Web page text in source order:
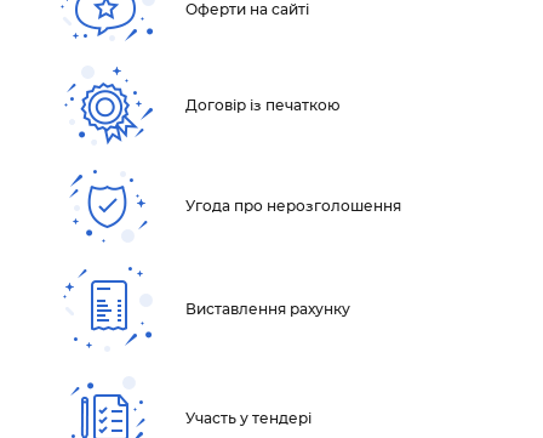
Оферти на сайті
Договір із печаткою
Угода про нерозголошення
Виставлення рахунку
Участь у тендері